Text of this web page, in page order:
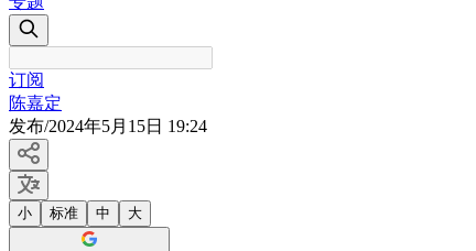
订阅
陈嘉定
发布/2024年5月15日 19:24
小 标准 中 大